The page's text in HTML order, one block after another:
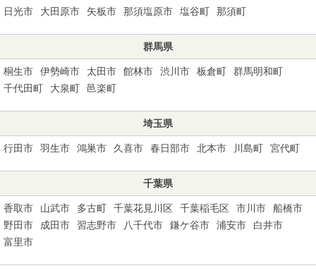
日光市
大田原市 矢板市 那須塩原市 塩谷町 那須町
群馬県
桐生市 伊勢崎市 太田市 館林市 渋川市 板倉町
群馬明和町
千代田町
大泉町 邑楽町
埼玉県
行田市 羽生市 鴻巣市 久喜市 春日部市 北本市 川島町 宮代町
千葉県
香取市 山武市 多古町 千葉花見川区 千葉稲毛区 市川市
船橋市
野田市
成田市 習志野市 八千代市 鎌ケ谷市 浦安市
白井市
富里市